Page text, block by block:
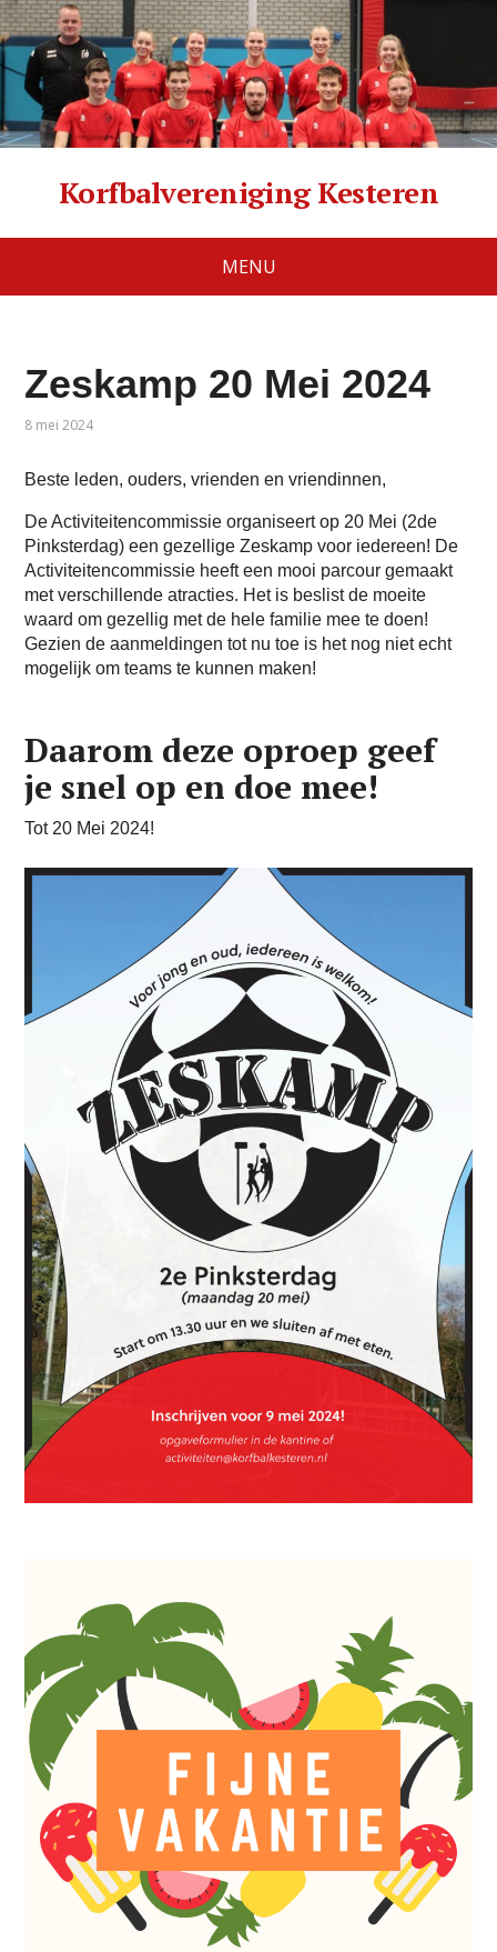
Korfbalvereniging Kesteren
MENU
Zeskamp 20 Mei 2024
8 mei 2024
Beste leden, ouders, vrienden en vriendinnen,
De Activiteitencommissie organiseert op 20 Mei (2de
Pinksterdag) een gezellige Zeskamp voor iedereen! De
Activiteitencommissie heeft een mooi parcour gemaakt
met verschillende atracties. Het is beslist de moeite
waard om gezellig met de hele familie mee te doen!
Gezien de aanmeldingen tot nu toe is het nog niet echt
mogelijk om teams te kunnen maken!
Daarom deze oproep geef
je snel op en doe mee!
Tot 20 Mei 2024!